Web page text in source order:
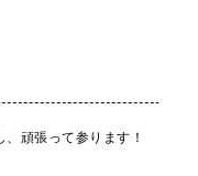
頑張って参ります！